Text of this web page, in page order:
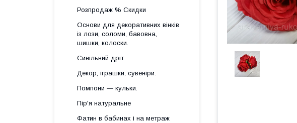
Розпродаж % Скидки
Основи для декоративних вінків
із лози, соломи, бавовна,
шишки, колоски.
Синільний дріт
Декор, іграшки, сувеніри.
Помпони — кульки.
Пір'я натуральне
Фатин в бабинах і на метраж